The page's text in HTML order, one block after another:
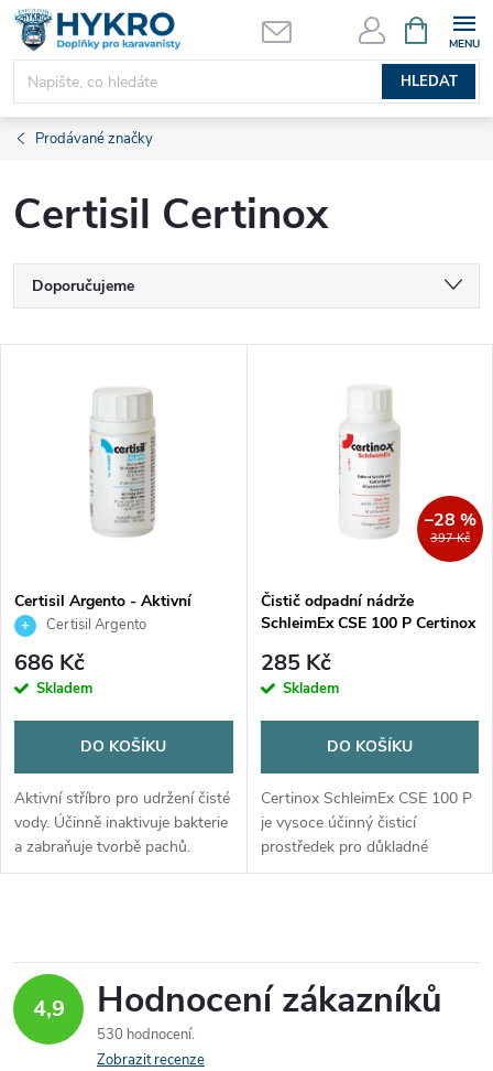
Přejít
obsah
HLEDAT
NÁKUPNÍ
KOŠÍK
Prodávané značky
Certisil Certinox
Ř
a
p
r
o
d
u
t
ů
Doporučujeme
Nejprodávanější
Abecedně
s
p
r
d
u
t
ů
Certisil Argento - Aktivní
stříbro pro čistou vodu bez
Certisil Argento
686 Kč
Skladem
DO KOŠÍKU
Aktivní stříbro pro udržení čisté
vody. Účinně inaktivuje bakterie
a zabraňuje tvorbě pachů.
397 Kč
–28 %
Čistič odpadní nádrže
SchleimEx CSE 100 P Certinox
285 Kč
Skladem
DO KOŠÍKU
Certinox SchleimEx CSE 100 P
je vysoce účinný čisticí
prostředek pro důkladné
vyčištění odpadních nádrží v
v
l 4,9 Hodnocení zákazníků
530 hodnocení
Zobrazit recenze